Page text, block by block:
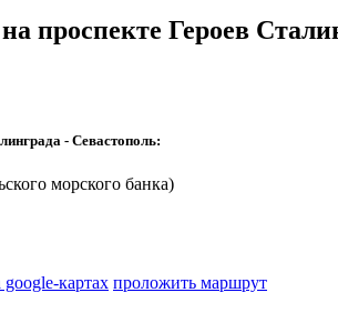
проспекте Героев
- Севастополь:
морского банка)
картах проложить маршрут